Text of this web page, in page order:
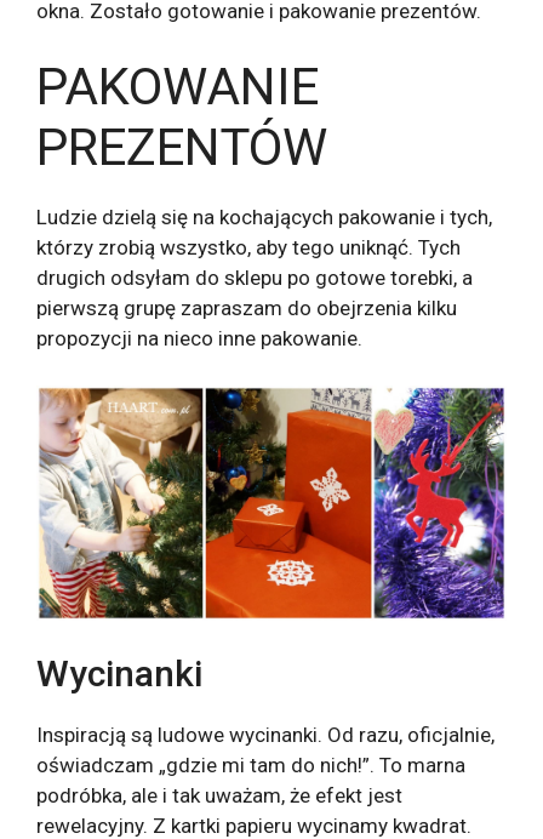
okna. Zostało gotowanie i pakowanie prezentów.
PAKOWANIE
PREZENTÓW
Ludzie dzielą się na kochających pakowanie i tych,
którzy zrobią wszystko, aby tego uniknąć. Tych
drugich odsyłam do sklepu po gotowe torebki, a
pierwszą grupę zapraszam do obejrzenia kilku
propozycji na nieco inne pakowanie.
Wycinanki
Inspiracją są ludowe wycinanki. Od razu, oficjalnie,
oświadczam „gdzie mi tam do nich!”. To marna
podróbka, ale i tak uważam, że efekt jest
rewelacyjny. Z kartki papieru wycinamy kwadrat.